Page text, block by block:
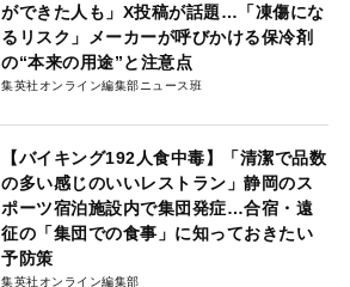
ができた人も」X投稿が話題…「凍傷にな
るリスク」メーカーが呼びかける保冷剤
の“本来の用途”と注意点
集英社オンライン編集部ニュース班
【バイキング192人食中毒】「清潔で品数
の多い感じのいいレストラン」静岡のス
ポーツ宿泊施設内で集団発症…合宿・遠
征の「集団での食事」に知っておきたい
予防策
集英社オンライン編集部